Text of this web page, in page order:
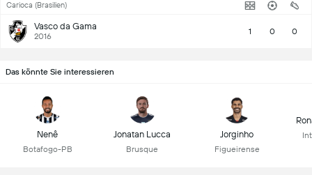
Carioca (Brasilien)
Vasco da Gama
2016 1 0 0
Das könnte Sie interessieren
Nenê
Botafogo-PB
Jonatan Lucca
Brusque
Jorginho
Figueirense